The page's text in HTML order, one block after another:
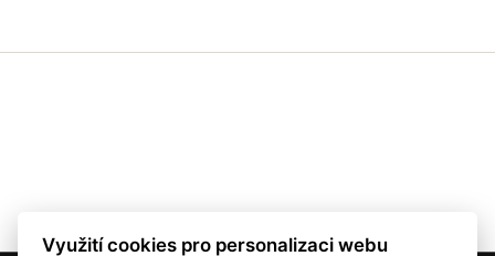
Využití cookies pro personalizaci webu